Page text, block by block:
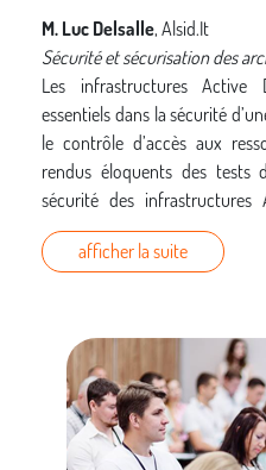
M. Luc Delsalle, Alsid.It
Sécurité et sécurisation des
Les infrastructures Active
essentiels dans la sécurité
le contrôle d’accès aux
rendus éloquents des tests
sécurité des
encore mésestimé
rencontrer des infrastructures
à comprendre les
dégager la cause profonde à
ainsi aboutir à des solutions
dans une dernière partie,
adopter en cas d’incident de
afficher la suite